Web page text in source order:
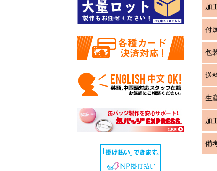
加
付
包
送
生
加
備